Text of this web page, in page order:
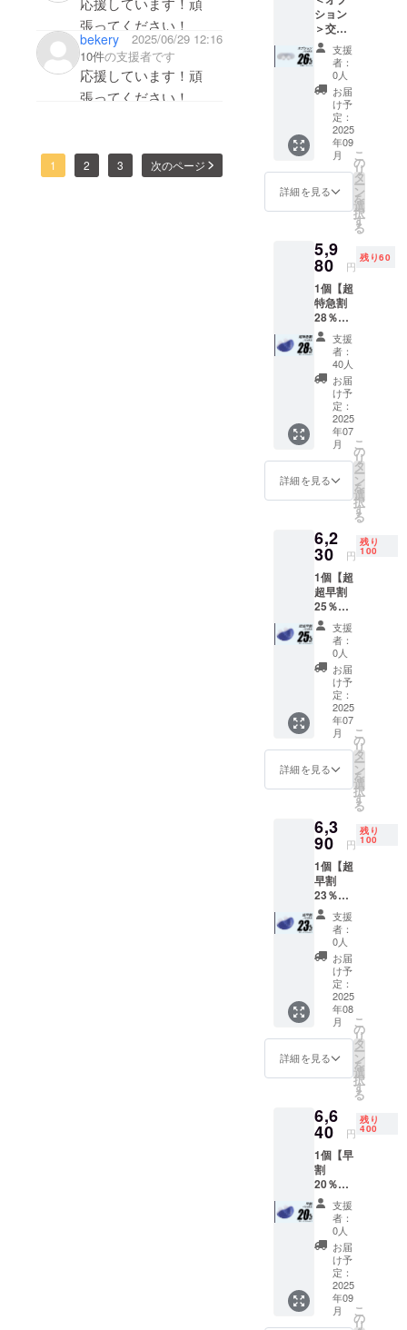
張ってください！
bekery
2025/06/29 12:16
10件の支援者です
応援しています！頑
張ってください！
1 2 3 次のページ
ださ
い。
交換用
ノーズ
パット
× 4 ※鼻
スムー
ス Air-
Luna本
体は付
いてい
ませ
ん。 ※
デザイ
ン・仕
性もご
ざいま
す。ご
了承く
ださ
い。
ション
＞交換
用ノー
ズパッ
×4【26
％OFF
】300名
限定 一
般販売
予定価
格
1,950円
→
1,440円
送料
込）
【内
容】 ■
交換用
ノーズ
パット
× 4 ※鼻
スムー
ス Air-
Luna本
体は付
いてい
ませ
ん。 ※
デザイ
ン・仕
性もご
ざいま
す。ご
了承く
ださ
い。
支援
者：
0人
お届
け予
定：
2025
年09
月
詳細を見る
こ
の
リ
タ
ー
ン
を
選
択
す
る
5,9
80 円
残り60
1個【超
特急割
28％OF
F】100
名限定
一般販
売予定
価格
8,300円
5,980円
（税・
送料
込）
【内
容】 ■
ムース
Air-
Luna本
体 × 1 ※
カラー
をお選
びくだ
さい。[
①ブ
ルー ②
ホワイ
ト] ■
ノーズ
パット
× 2 ■シ
リコン
製耳掛
■USB充
ブル ×
１ ■説
明書 ×
１ ※デ
ザイ
ン・仕
様は変
更にな
る可能
性もご
ざいま
す。ご
了承く
ださ
い。
支援
者：
40人
お届
け予
定：
2025
年07
月
詳細を見る
こ
の
リ
タ
ー
ン
を
選
択
す
る
6,2
30 円
残り
100
1個【超
超早割
25％OF
F】100
名限定
一般販
売予定
価格
8,300円
6,230円
（税・
送料
込）
【内
容】 ■
ムース
Air-
Luna本
体 × 1 ※
カラー
をお選
びくだ
さい。[
①ブ
ルー ②
ホワイ
ト] ■
ノーズ
パット
× 2 ■シ
リコン
製耳掛
■USB充
ブル ×
１ ■説
明書 ×
１ ※デ
ザイ
ン・仕
様は変
更にな
る可能
性もご
ざいま
す。ご
了承く
ださ
い。
支援
者：
0人
お届
け予
定：
2025
年07
月
詳細を見る
こ
の
リ
タ
ー
ン
を
選
択
す
る
6,3
90 円
残り
100
1個【超
早割
23％OF
F】100
名限定
一般販
売予定
価格
8,300円
6,390円
（税・
送料
込）
【内
容】 ■
ムース
Air-
Luna本
体 × 1 ※
カラー
をお選
びくだ
さい。[
①ブ
ルー ②
ホワイ
ト] ■
ノーズ
パット
× 2 ■シ
支援
者：
0人
お届
け予
定：
2025
年08
月
詳細を見る
こ
の
リ
タ
ー
ン
を
選
択
す
る
6,6
40 円
残り
400
1個【早
割
20％OF
F】400
名限定
一般販
売予定
価格
8,300円
6,640円
（税・
支援
者：
0人
お届
け予
定：
2025
年09
月
こ
の
リ